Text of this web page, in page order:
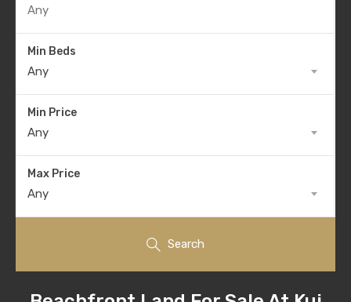
Min Beds
Any
Min Price
Any
Max Price
Any
Search